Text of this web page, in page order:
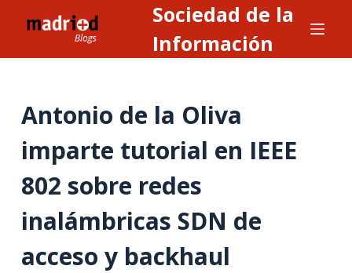
l
n
e
Sociedad de la
Información
Antonio de la Oliva
imparte tutorial en IEEE
802 sobre redes
inalámbricas SDN de
acceso y backhaul